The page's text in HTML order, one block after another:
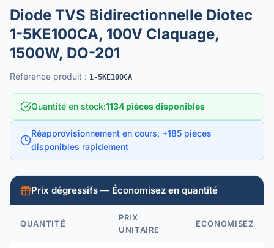
Diode TVS Bidirectionnelle Diotec
1-5KE100CA, 100V Claquage,
1500W, DO-201
Référence produit : 1-5KE100CA
Quantité en stock:1134 pièces disponibles
Réapprovisionnement en cours, +185 pièces
disponibles rapidement
Prix dégressifs — Économisez en quantité
QUANTITÉ
PRIX
UNITAIRE
ECONOMISEZ